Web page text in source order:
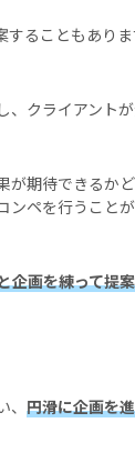
ることもありま
、クライアント
が期待できるか
ンペを行うこと
企画を練って提
円滑に企画を